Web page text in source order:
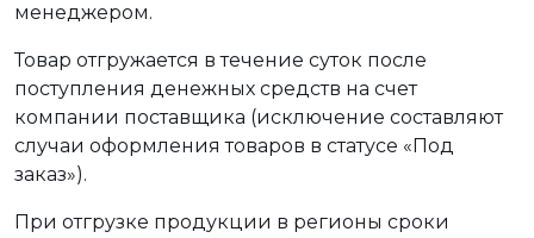
менеджером.
Товар отгружается в течение суток после
поступления денежных средств на счет
компании поставщика (исключение составляют
случаи оформления товаров в статусе «Под
заказ»).
При отгрузке продукции в регионы сроки